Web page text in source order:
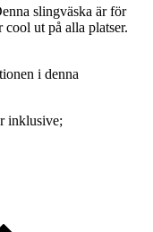
slingväska är för
cool ut på alla platser.
i denna
inklusive;